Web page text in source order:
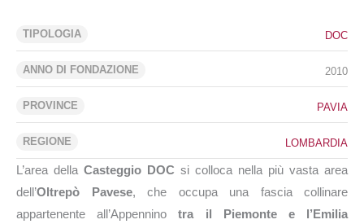
TIPOLOGIA DOC
ANNO DI FONDAZIONE 2010
PROVINCE PAVIA
REGIONE LOMBARDIA
L’area della Casteggio DOC si colloca nella più vasta area
dell’Oltrepò Pavese, che occupa una fascia collinare
appartenente all’Appenninotra il Piemonte e l’Emilia